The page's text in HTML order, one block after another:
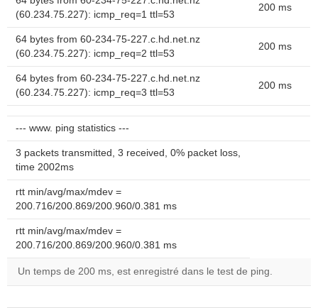
(60.234.75.227): icmp_req=1 ttl=53
200 ms
64 bytes from 60-234-75-227.c.hd.net.nz
(60.234.75.227): icmp_req=2 ttl=53
200 ms
64 bytes from 60-234-75-227.c.hd.net.nz
(60.234.75.227): icmp_req=3 ttl=53
200 ms
--- www. ping statistics ---
3 packets transmitted, 3 received, 0% packet loss,
time 2002ms
rtt min/avg/max/mdev =
200.716/200.869/200.960/0.381 ms
rtt min/avg/max/mdev =
200.716/200.869/200.960/0.381 ms
Un temps de 200 ms, est enregistré dans le test de ping.